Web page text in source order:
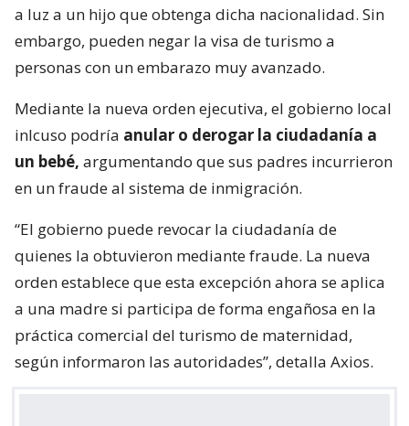
a luz a un hijo que obtenga dicha nacionalidad. Sin
embargo, pueden negar la visa de turismo a
personas con un embarazo muy avanzado.
Mediante la nueva orden ejecutiva, el gobierno local
inlcuso podría anular o derogar la ciudadanía a
un bebé, argumentando que sus padres incurrieron
en un fraude al sistema de inmigración.
“El gobierno puede revocar la ciudadanía de
quienes la obtuvieron mediante fraude. La nueva
orden establece que esta excepción ahora se aplica
a una madre si participa de forma engañosa en la
práctica comercial del turismo de maternidad,
según informaron las autoridades”, detalla Axios.